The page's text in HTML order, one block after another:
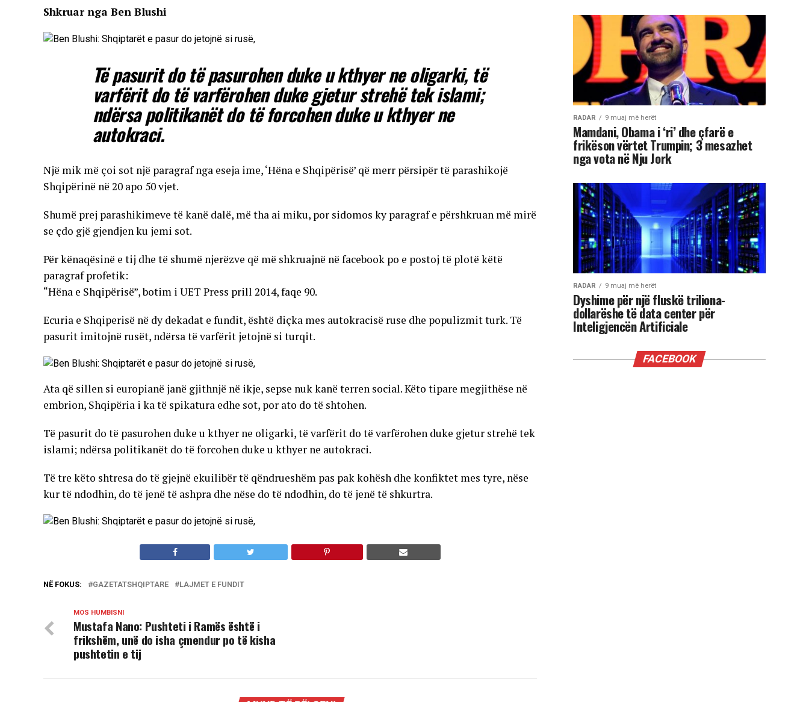
Shkruar nga Ben Blushi
Të pasurit do të pasurohen duke u kthyer ne oligarki, të
varfërit do të varfërohen duke gjetur strehë tek islami;
ndërsa politikanët do të forcohen duke u kthyer ne
autokraci.
Një mik më çoi sot një paragraf nga eseja ime, ‘Hëna e Shqipërisë’ që merr përsipër të parashikojë
Shqipërinë në 20 apo 50 vjet.
Shumë prej parashikimeve të kanë dalë, më tha ai miku, por sidomos ky paragraf e përshkruan më mirë
se çdo gjë gjendjen ku jemi sot.
Për kënaqësinë e tij dhe të shumë njerëzve që më shkruajnë në facebook po e postoj të plotë këtë
paragraf profetik:
“Hëna e Shqipërisë”, botim i UET Press prill 2014, faqe 90.
Ecuria e Shqiperisë në dy dekadat e fundit, është diçka mes autokracisë ruse dhe populizmit turk. Të
pasurit imitojnë rusët, ndërsa të varfërit jetojnë si turqit.
Ata që sillen si europianë janë gjithnjë në ikje, sepse nuk kanë terren social. Këto tipare megjithëse në
embrion, Shqipëria i ka të spikatura edhe sot, por ato do të shtohen.
Të pasurit do të pasurohen duke u kthyer ne oligarki, të varfërit do të varfërohen duke gjetur strehë tek
islami; ndërsa politikanët do të forcohen duke u kthyer ne autokraci.
Të tre këto shtresa do të gjejnë ekuilibër të qëndrueshëm pas pak kohësh dhe konfiktet mes tyre, nëse
kur të ndodhin, do të jenë të ashpra dhe nëse do të ndodhin, do të jenë të shkurtra.
NË FOKUS: GAZETATSHQIPTARE LAJMET E FUNDIT
MOS HUMBISNI
Mustafa Nano: Pushteti i Ramës është i
frikshëm, unë do isha çmendur po të kisha
pushtetin e tij
RADAR 9 muaj më herët
Mamdani, Obama i ‘ri’ dhe çfarë e
frikëson vërtet Trumpin; 3 mesazhet
nga vota në Nju Jork
RADAR 9 muaj më herët
Dyshime për një fluskë triliona-
dollarëshe të data center për
Inteligjencën Artificiale
FACEBOOK